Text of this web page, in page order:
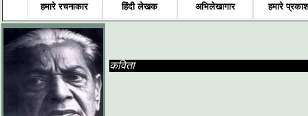
हमारे रचनाकार हिंदी लेखक अभिलेखागार हमारे
कविता